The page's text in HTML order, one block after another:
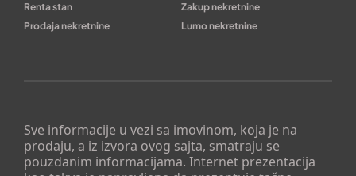
Sve informacije u vezi sa imovinom, koja je na
prodaju, a iz izvora ovog sajta, smatraju se
pouzdanim informacijama. Internet prezentacija
Renta stan
Zakup nekretnine
Prodaja nekretnine
Lumo nekretnine